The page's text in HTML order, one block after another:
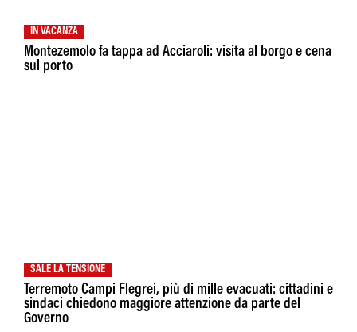
IN VACANZA
Montezemolo fa tappa ad Acciaroli: visita al borgo e cena
sul porto
SALE LA TENSIONE
Terremoto Campi Flegrei, più di mille evacuati: cittadini e
sindaci chiedono maggiore attenzione da parte del
Governo